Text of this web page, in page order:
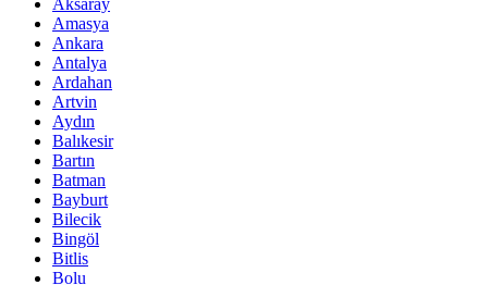
Aksaray
Amasya
Ankara
Antalya
Ardahan
Artvin
Aydın
Balıkesir
Bartın
Batman
Bayburt
Bilecik
Bingöl
Bitlis
Bolu